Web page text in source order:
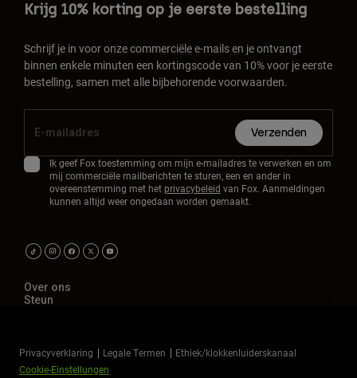
Krijg 10% korting op je eerste bestelling
Schrijf je in voor onze commerciële e-mails en je ontvangt
binnen enkele minuten een kortingscode van 10% voor je eerste
bestelling, samen met alle bijbehorende voorwaarden.
Verzenden
Ik geef Fox toestemming om mijn e-mailadres te verwerken en om
mij commerciële mailberichten te sturen, een en ander in
overeenstemming met het privacybeleid van Fox. Aanmeldingen
kunnen altijd weer ongedaan worden gemaakt.
Over ons
Steun
Privacyverklaring Legale Termen
Ethiek/klokkenluiderskanaal
Cookie-Einstellungen